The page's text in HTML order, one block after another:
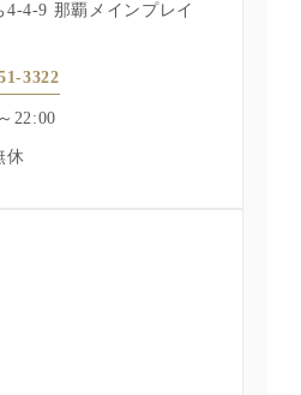
4-4-9 那覇メインプレイ
3322
22:00
休